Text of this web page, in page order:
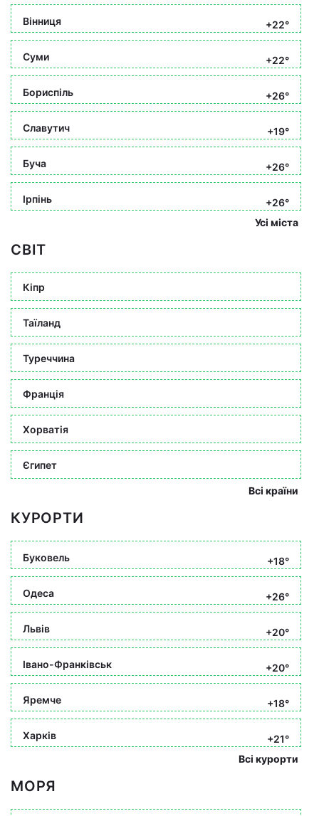
Вінниця +22°
Суми +22°
Бориспіль +26°
Славутич +19°
Буча +26°
Ірпінь
+26°
Усі міста
СВІТ
Кіпр
Таїланд
Туреччина
Франція
Хорватія
Єгипет
Всі країни
КУРОРТИ
Буковель +18°
Одеса +26°
Львів +20°
Івано-Франківськ +20°
Яремче +18°
Харків
+21°
Всі курорти
МОРЯ